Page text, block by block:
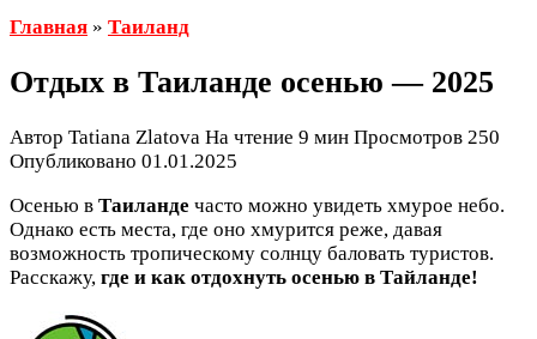
Главная » Таиланд
Отдых в Таиланде осенью — 2025
Автор Tatiana Zlatova На чтение 9 мин Просмотров 250
Опубликовано 01.01.2025
Осенью в Таиланде часто можно увидеть хмурое небо.
Однако есть места, где оно хмурится реже, давая
возможность тропическому солнцу баловать туристов.
Расскажу, где и как отдохнуть осенью в Тайланде!